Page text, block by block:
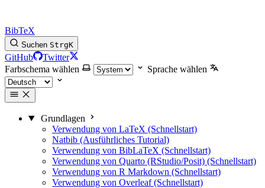
BibTeX
Suchen StrgK
GitHub
Twitter
Farbschema wählen
Sprache wählen
Grundlagen
Verwendung von LaTeX (Schnellstart)
Natbib (Ausführliches Tutorial)
Verwendung von BibLaTeX (Schnellstart)
Verwendung von Quarto (RStudio/Posit) (Schnellstart)
Verwendung von R Markdown (Schnellstart)
Verwendung von Overleaf (Schnellstart)